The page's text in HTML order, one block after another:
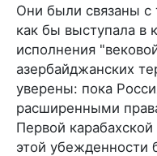
Они были связаны
как бы выступала в
исполнения
азербайджанских
уверены: пока
расширенными
Первой
этой убежденности